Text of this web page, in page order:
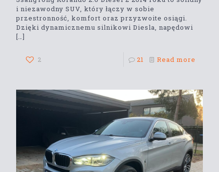
i niezawodny SUV, który łączy w sobie
przestronność, komfort oraz przyzwoite osiągi.
Dzięki dynamicznemu silnikowi Diesla, napędowi
[…]
2 21 Read more